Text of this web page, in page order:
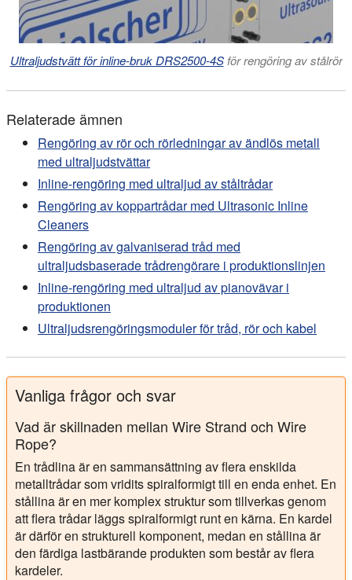
Ultraljudstvätt för inline-bruk DRS2500-4Sför rengöring av stålrör
Relaterade ämnen
Rengöring av rör och rörledningar av ändlös metall
med ultraljudstvättar
Inline-rengöring med ultraljud av ståltrådar
Rengöring av koppartrådar med Ultrasonic Inline
Cleaners
Rengöring av galvaniserad tråd med
ultraljudsbaserade trådrengörare i produktionslinjen
Inline-rengöring med ultraljud av pianovävar i
produktionen
Ultraljudsrengöringsmoduler för tråd, rör och kabel
Vanliga frågor och svar
Vad är skillnaden mellan Wire Strand och Wire
Rope?
En trådlina är en sammansättning av flera enskilda
metalltrådar som vridits spiralformigt till en enda enhet. En
stållina är en mer komplex struktur som tillverkas genom
att flera trådar läggs spiralformigt runt en kärna. En kardel
är därför en strukturell komponent, medan en stållina är
den färdiga lastbärande produkten som består av flera
kardeler.